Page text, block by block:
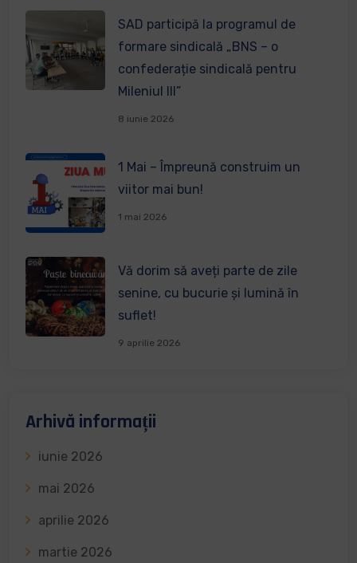
SAD participă la programul de
formare sindicală „BNS – o
confederație sindicală pentru
Mileniul III”
8 iunie 2026
1 Mai – Împreună construim un
viitor mai bun!
1 mai 2026
Vă dorim să aveți parte de zile
senine, cu bucurie și lumină în
suflet!
9 aprilie 2026
Arhivă informații
iunie 2026
mai 2026
aprilie 2026
martie 2026